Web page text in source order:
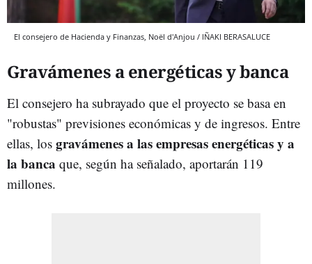
El consejero de Hacienda y Finanzas, Noël d'Anjou / IÑAKI BERASALUCE
Gravámenes a energéticas y banca
El consejero ha subrayado que el proyecto se basa en
"robustas" previsiones económicas y de ingresos. Entre
ellas, los gravámenes a las empresas energéticas y a
la banca que, según ha señalado, aportarán 119
millones.